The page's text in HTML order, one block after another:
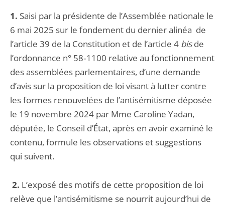
1. Saisi par la présidente de l’Assemblée nationale le
6 mai 2025 sur le fondement du dernier alinéa de
l’article 39 de la Constitution et de l’article 4 bisde
l’ordonnance n° 58‑1100 relative au fonctionnement
des assemblées parlementaires, d’une demande
d’avis sur la proposition de loi visant à lutter contre
les formes renouvelées de l’antisémitisme déposée
le 19 novembre 2024 par Mme Caroline Yadan,
députée, le Conseil d’État, après en avoir examiné le
contenu, formule les observations et suggestions
qui suivent.
2. L’exposé des motifs de cette proposition de loi
relève que l’antisémitisme se nourrit aujourd’hui de